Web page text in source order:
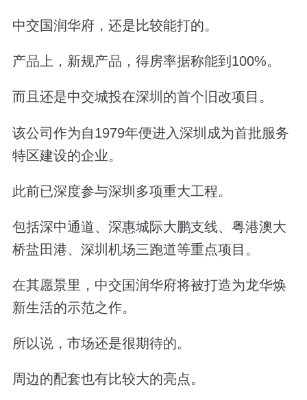
中交国润华府，还是比较能打的。
产品上，新规产品，得房率据称能到 100%。
而且还是中交城投在深圳的首个旧改项目。
该公司作为自1979年便进入深圳成为首批服务
特区建设的企业。
此前已深度参与深圳多项重大工程。
包括深中通道、深惠城际大鹏支线、粤港澳大
桥盐田港、深圳机场三跑道等重点项目。
在其愿景里，中交国润华府将被打造为龙华焕
新生活的示范之作。
所以说，市场还是很期待的。
周边的配套也有比较大的亮点。